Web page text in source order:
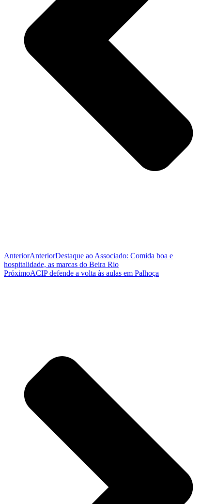
AnteriorAnteriorDestaque ao Associado: Comida boa e
hospitalidade, as marcas do Beira Rio
PróximoACIP defende a volta às aulas em Palhoça